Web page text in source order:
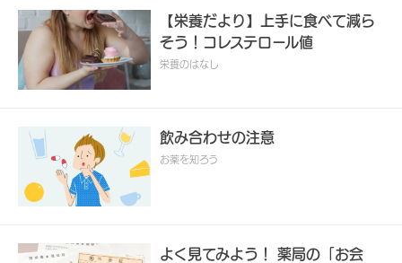
【栄養だより】上手に食べて減ら
そう！コレステロール値
栄養のはなし
飲み合わせの注意
お薬を知ろう
よく見てみよう！ 薬局の「お会